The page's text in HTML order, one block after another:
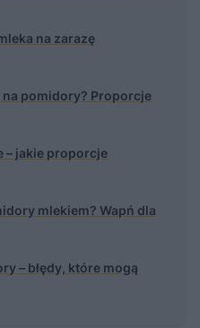
na zarazę
pomidory? Proporcje
– jakie proporcje
mlekiem? Wapń dla
– błędy, które mogą